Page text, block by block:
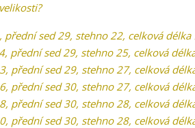
přední sed 29, stehno 22, celková délka
přední sed 29, stehno 25, celková
přední sed 29, stehno 27, celková
přední sed 30, stehno 27, celková
přední sed 30, stehno 28, celková
přední sed 30, stehno 28, celková